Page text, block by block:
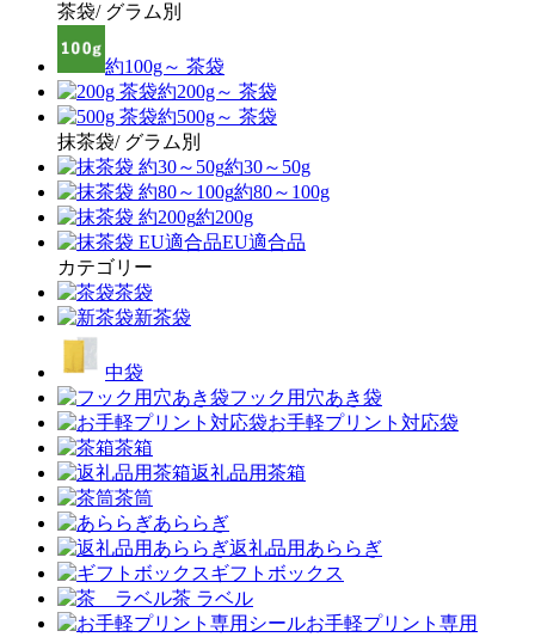
茶袋/ グラム別
約100g～ 茶袋
約200g～ 茶袋
約500g～ 茶袋
抹茶袋/ グラム別
約30～50g
約80～100g
約200g
EU適合品
カテゴリー
茶袋
新茶袋
中袋
フック用穴あき袋
お手軽プリント対応袋
茶箱
返礼品用茶箱
茶筒
あららぎ
返礼品用あららぎ
ギフトボックス
茶 ラベル
お手軽プリント専用